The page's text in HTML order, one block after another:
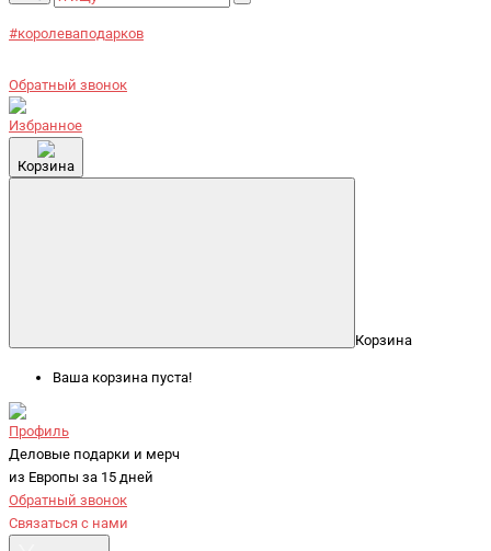
#королеваподарков
Обратный звонок
Избранное
Корзина
Корзина
Ваша корзина пуста!
Профиль
Деловые подарки и мерч
из Европы за 15 дней
Обратный звонок
Связаться с нами